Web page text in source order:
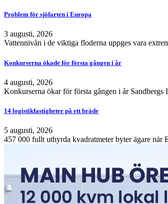
Problem för sjöfarten i Europa
3 augusti, 2026
Vattennivån i de viktiga floderna uppges vara
Konkurserna ökade för första gången i år
4 augusti, 2026
Konkurserna ökar för första gången i år
14 logistikfastigheter på ett bräde
5 augusti, 2026
457 000 fullt uthyrda kvadratmeter byter ägare